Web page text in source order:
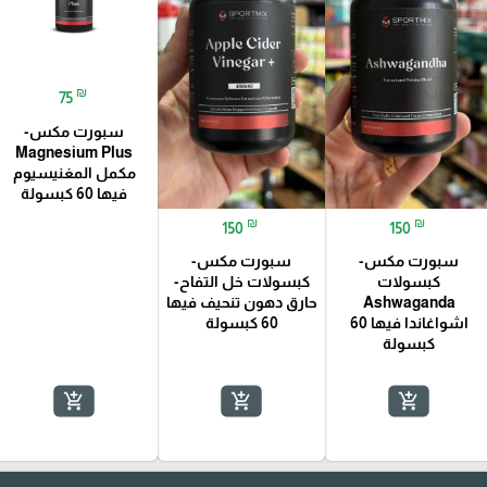
150 ₪
سبورت مكس-
كبسولات
Ashwaganda
اشواغاندا فيها 60
كبسولة
add_shopping_cart
150 ₪
سبورت مكس-
كبسولات خل التفاح-
حارق دهون تنحيف فيها
60 كبسولة
add_shopping_cart
75 ₪
سبورت مكس-
Magnesium Plus
مكمل المغنيسيوم
فيها 60 كبسولة
add_shopping_cart